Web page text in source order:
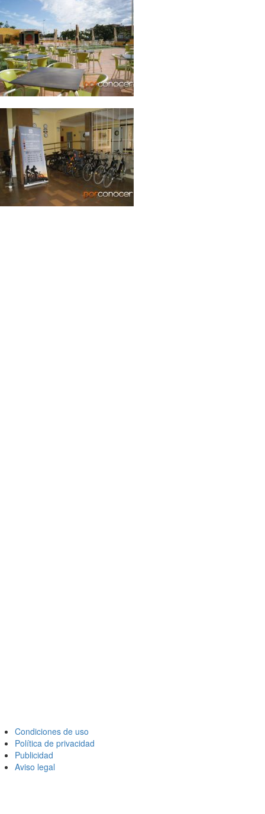
Condiciones de uso
Política de privacidad
Publicidad
Aviso legal